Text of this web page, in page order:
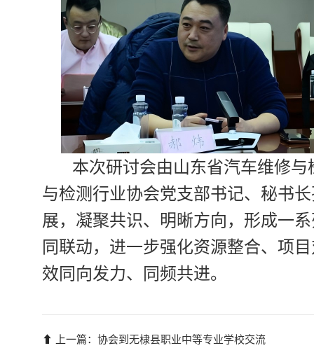
本次研讨会由山东省汽车维修
与检测行业协会党支部书记、秘书
展，凝聚共识、明晰方向，形成一
同联动，进一步强化资源整合、项
效同向发力、同频共进。
⬆ 上一篇： 协会到无棣县职业中等专业学校交流